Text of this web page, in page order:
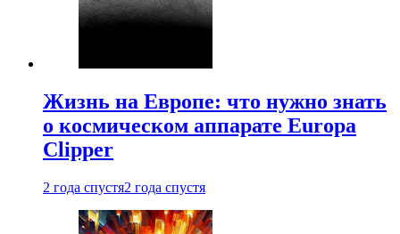
Жизнь на Европе: что нужно знать
о космическом аппарате Europa
Clipper
2 года спустя2 года спустя